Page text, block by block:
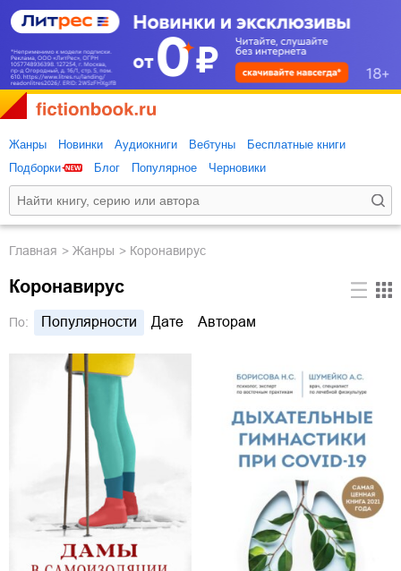
Жанры Новинки Аудиокниги Вебтуны
Бесплатные книги
Подборки
Блог Популярное Черновики
Главная Жанры Коронавирус
Коронавирус
По: Популярности Дате Авторам